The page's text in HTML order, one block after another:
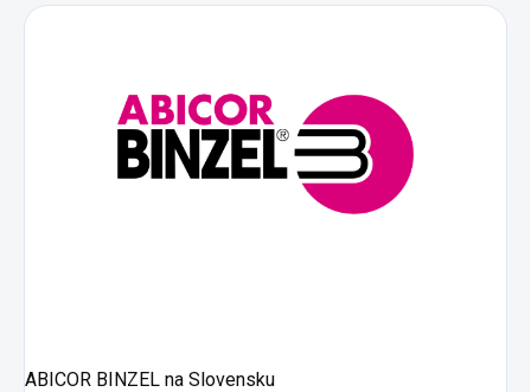
ABICOR BINZEL na Slovensku